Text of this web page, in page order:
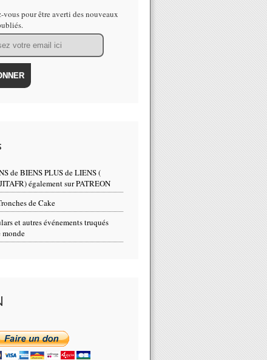
vous pour être averti des nouveaux
de BIENS PLUS de LIENS (
également sur PATREON
de Cake
et autres événements truqués
monde